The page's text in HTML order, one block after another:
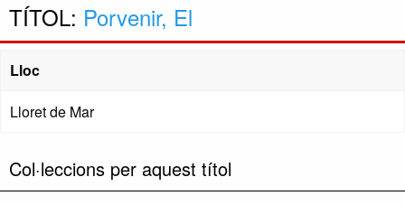
TÍTOL: Porvenir, El
Lloc
Lloret de Mar
Col·leccions per aquest títol